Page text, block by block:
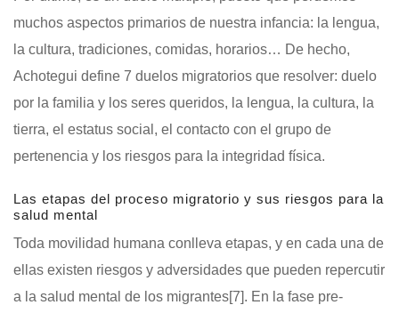
muchos aspectos primarios de nuestra infancia: la lengua,
la cultura, tradiciones, comidas, horarios… De hecho,
Achotegui define 7 duelos migratorios que resolver: duelo
por la familia y los seres queridos, la lengua, la cultura, la
tierra, el estatus social, el contacto con el grupo de
pertenencia y los riesgos para la integridad física.
Las etapas del proceso migratorio y sus riesgos para la
salud mental
Toda movilidad humana conlleva etapas, y en cada una de
ellas existen riesgos y adversidades que pueden repercutir
a la salud mental de los migrantes[7]. En la fase pre-